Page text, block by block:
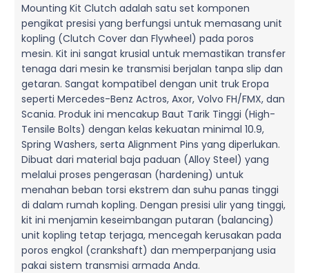
Mounting Kit Clutch adalah satu set komponen
pengikat presisi yang berfungsi untuk memasang unit
kopling (Clutch Cover dan Flywheel) pada poros
mesin. Kit ini sangat krusial untuk memastikan transfer
tenaga dari mesin ke transmisi berjalan tanpa slip dan
getaran. Sangat kompatibel dengan unit truk Eropa
seperti Mercedes-Benz Actros, Axor, Volvo FH/FMX, dan
Scania. Produk ini mencakup Baut Tarik Tinggi (High-
Tensile Bolts) dengan kelas kekuatan minimal 10.9,
Spring Washers, serta Alignment Pins yang diperlukan.
Dibuat dari material baja paduan (Alloy Steel) yang
melalui proses pengerasan (hardening) untuk
menahan beban torsi ekstrem dan suhu panas tinggi
di dalam rumah kopling. Dengan presisi ulir yang tinggi,
kit ini menjamin keseimbangan putaran (balancing)
unit kopling tetap terjaga, mencegah kerusakan pada
poros engkol (crankshaft) dan memperpanjang usia
pakai sistem transmisi armada Anda.